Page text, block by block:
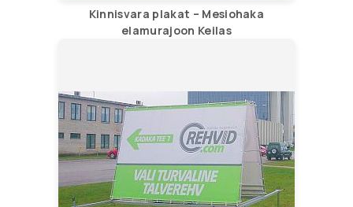
Kinnisvara plakat – Mesiohaka
elamurajoon Keilas